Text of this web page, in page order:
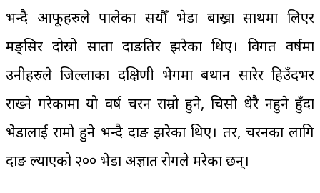
भन्दै आफूहरुले पालेका सयौँ भेडा बाख्रा साथमा लिएर
मङ्सिर दोस्रो साता दाङतिर झरेका थिए। विगत वर्षमा
उनीहरुले जिल्लाका दक्षिणी भेगमा बथान सारेर हिउँदभर
राख्ने गरेकामा यो वर्ष चरन राम्रो हुने, चिसो धेरै नहुने हुँदा
भेडालाई रामो हुने भन्दै दाङ झरेका थिए। तर, चरनका लागि
दाङ ल्याएको २०० भेडा अज्ञात रोगले मरेका छन्।